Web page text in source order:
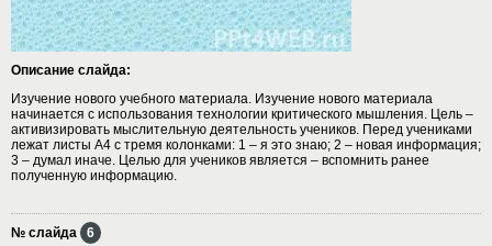
Описание слайда:
Изучение нового учебного материала. Изучение нового материала
начинается с использования технологии критического мышления. Цель –
активизировать мыслительную деятельность учеников. Перед учениками
лежат листы А4 с тремя колонками: 1 – я это знаю; 2 – новая информация;
3 – думал иначе. Целью для учеников является – вспомнить ранее
полученную информацию.
№ слайда 6